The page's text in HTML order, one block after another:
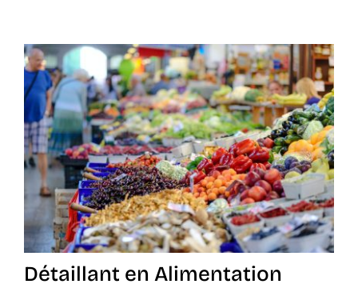
Détaillant en Alimentation